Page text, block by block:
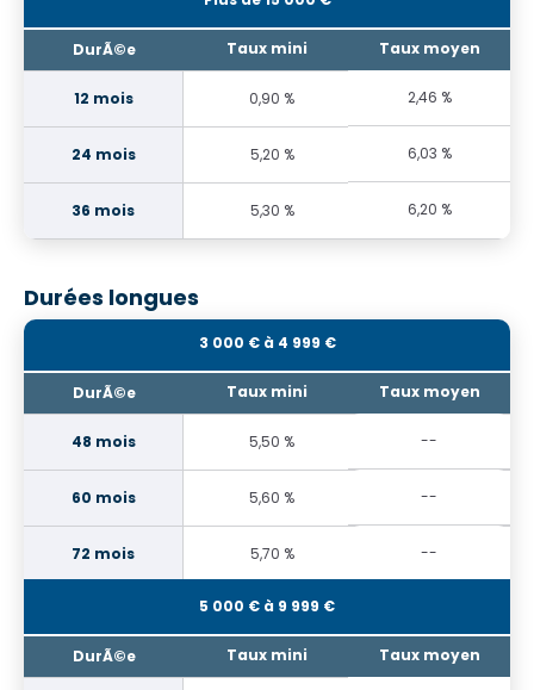
0,90 % 2,46 %
5,20 % 6,03 %
5,30 % 6,20 %
Durées longues
3 000 € à 4 999 €
5,50 % --
5,60 % --
5,70 % --
5 000 € à 9 999 €